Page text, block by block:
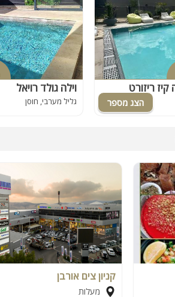
וילה גולד רויאל
גליל מערבי, חוסן
קניון צים אורבן
מעלות